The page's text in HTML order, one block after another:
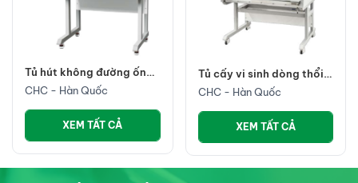
Tủ hút không đường ống
CHC
CHC - Hàn Quốc
XEM TẤT CẢ
Tủ cấy vi sinh dòng thổi
ngang
CHC - Hàn Quốc
XEM TẤT CẢ